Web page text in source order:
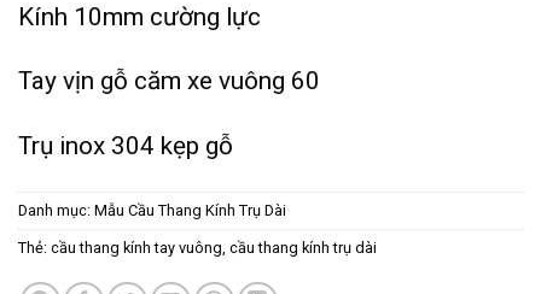
Kính 10mm cường lực
Tay vịn gỗ căm xe vuông 60
Trụ inox 304 kẹp gỗ
Danh mục: Mẫu Cầu Thang Kính Trụ Dài
Thẻ: cầu thang kính tay vuông, cầu thang kính trụ dài